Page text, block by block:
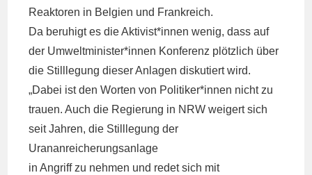
Reaktoren in Belgien und Frankreich.
Da beruhigt es die Aktivist*innen wenig, dass auf
der Umweltminister*innen Konferenz plötzlich über
die Stilllegung dieser Anlagen diskutiert wird.
„Dabei ist den Worten von Politiker*innen nicht zu
trauen. Auch die Regierung in NRW weigert sich
seit Jahren, die Stilllegung der
Urananreicherungsanlage
in Angriff zu nehmen und redet sich mit